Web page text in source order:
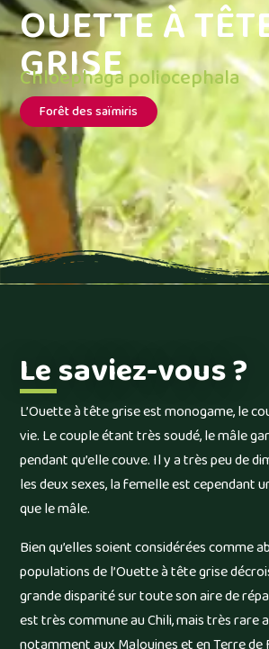
OUETTE À
GRISE
Chloephaga poliocephala
Forêt des saïmiris
Le saviez-vous ?
L’Ouette à tête grise est monogame, le
vie. Le couple étant très soudé, le mâle
pendant qu’elle couve. Il y a très peu de
les deux sexes, la femelle est cependant
que le mâle.
Bien qu’elles soient considérées comme
populations de l’Ouette à tête grise
grande disparité sur toute son aire de
est très commune au Chili, mais très rare